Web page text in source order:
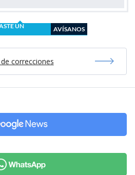
UN
AVÍSANOS
correcciones